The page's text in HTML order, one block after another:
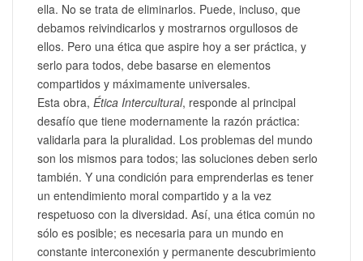
ella. No se trata de eliminarlos. Puede, incluso, que
debamos reivindicarlos y mostrarnos orgullosos de
ellos. Pero una ética que aspire hoy a ser práctica, y
serlo para todos, debe basarse en elementos
compartidos y máximamente universales.
Esta obra, Ética Intercultural, responde al principal
desafío que tiene modernamente la razón práctica:
validarla para la pluralidad. Los problemas del mundo
son los mismos para todos; las soluciones deben serlo
también. Y una condición para emprenderlas es tener
un entendimiento moral compartido y a la vez
respetuoso con la diversidad. Así, una ética común no
sólo es posible; es necesaria para un mundo en
constante interconexión y permanente descubrimiento